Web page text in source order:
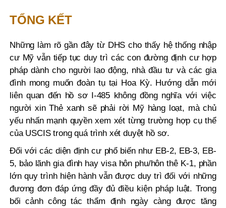
TỔNG KẾT
Những làm rõ gần đây từ DHS cho thấy hệ thống nhập
cư Mỹ vẫn tiếp tục duy trì các con đường định cư hợp
pháp dành cho người lao động, nhà đầu tư và các gia
đình mong muốn đoàn tụ tại Hoa Kỳ. Hướng dẫn mới
liên quan đến hồ sơ I-485 không đồng nghĩa với việc
người xin Thẻ xanh sẽ phải rời Mỹ hàng loạt, mà chủ
yếu nhấn mạnh quyền xem xét từng trường hợp cụ thể
của USCIS trong quá trình xét duyệt hồ sơ.
Đối với các diện định cư phổ biến như EB-2, EB-3, EB-
5, bảo lãnh gia đình hay visa hôn phu/hôn thê K-1, phần
lớn quy trình hiện hành vẫn được duy trì đối với những
đương đơn đáp ứng đầy đủ điều kiện pháp luật. Trong
bối cảnh công tác thẩm định ngày càng được tăng